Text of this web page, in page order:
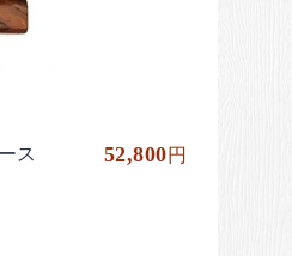
ス
52,800円